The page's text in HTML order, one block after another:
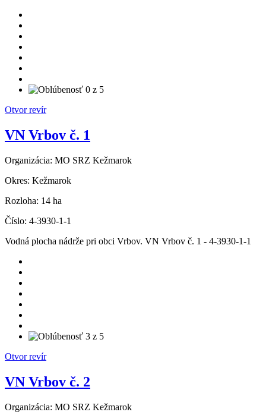
Otvor revír
VN Vrbov č. 1
Organizácia: MO SRZ Kežmarok
Okres: Kežmarok
Rozloha: 14 ha
Číslo: 4-3930-1-1
Vodná plocha nádrže pri obci Vrbov. VN Vrbov č. 1 - 4-3930-1-1
Otvor revír
VN Vrbov č. 2
Organizácia: MO SRZ Kežmarok